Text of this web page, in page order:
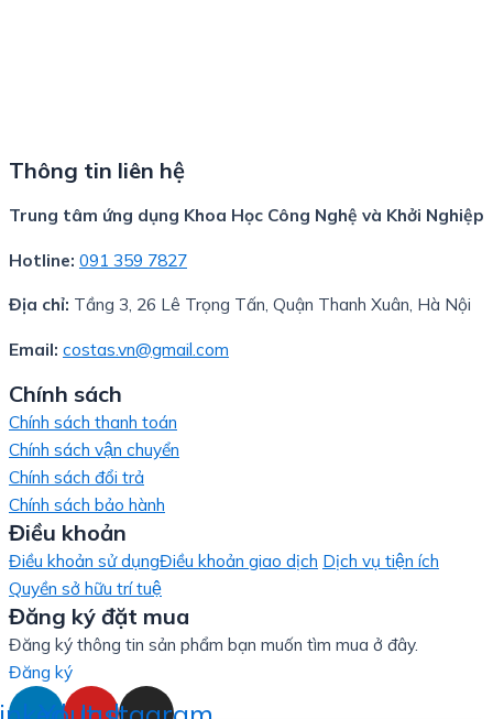
Thông tin liên hệ
Trung tâm ứng dụng Khoa Học Công Nghệ và Khởi Nghiệp
Hotline: 091 359 7827
Địa chỉ: Tầng 3, 26 Lê Trọng Tấn, Quận Thanh Xuân, Hà Nội
Email: costas.vn@gmail.com
Chính sách
Chính sách thanh toán
Chính sách vận chuyển
Chính sách đổi trả
Chính sách bảo hành
Điều khoản
Điều khoản sử dụngĐiều khoản giao dịch Dịch vụ tiện ích
Quyền sở hữu trí tuệ
Đăng ký đặt mua
Đăng ký thông tin sản phẩm bạn muốn tìm mua ở đây.
Đăng ký